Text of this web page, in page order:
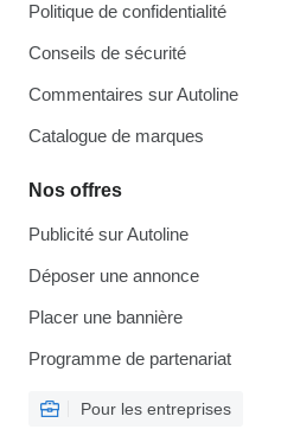
Politique de confidentialité
Conseils de sécurité
Commentaires sur Autoline
Catalogue de marques
Nos offres
Publicité sur Autoline
Déposer une annonce
Placer une bannière
Programme de partenariat
Pour les entreprises